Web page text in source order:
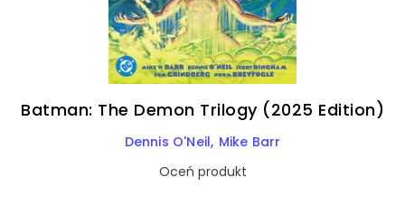
Batman: The Demon Trilogy (2025 Edition)
Dennis O'Neil Mike Barr
Oceń produkt